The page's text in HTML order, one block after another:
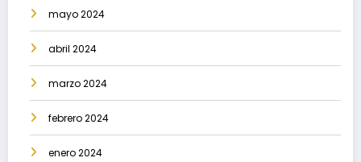
mayo 2024
abril 2024
marzo 2024
febrero 2024
enero 2024